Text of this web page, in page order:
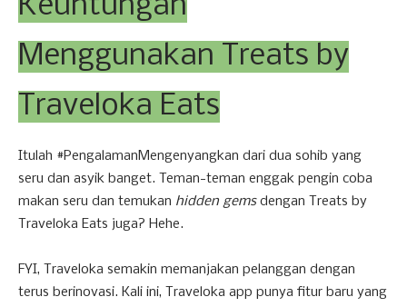
Keuntungan
Menggunakan Treats by
Traveloka Eats
Itulah #PengalamanMengenyangkan dari dua sohib yang
seru dan asyik banget. Teman-teman enggak pengin coba
makan seru dan temukan hidden gemsdengan Treats by
Traveloka Eats juga? Hehe.
FYI, Traveloka semakin memanjakan pelanggan dengan
terus berinovasi. Kali ini, Traveloka app punya fitur baru yang